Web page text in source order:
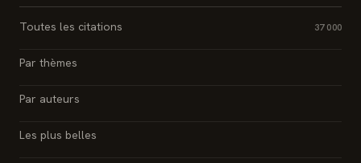
Toutes les citations 37 000
Par thèmes
Par auteurs
Les plus belles